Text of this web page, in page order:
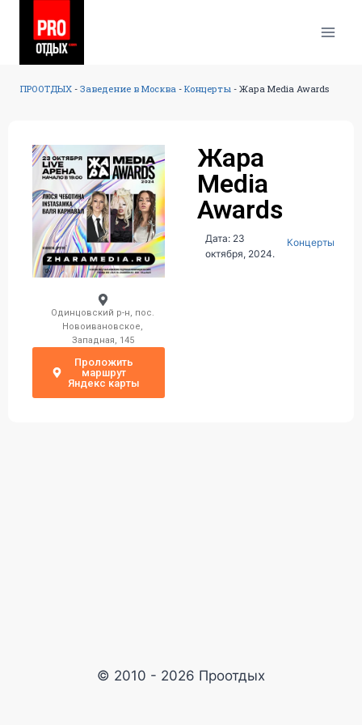
ПРООТДЫХ - Заведение в Москва - Концерты - Жара Media Awards
Одинцовский р-н, пос.
Новоивановское,
Западная, 145
Проложить
маршрут
Яндекс карты
Жара
Media
Awards
Дата: 23
октября, 2024.
Концерты
© 2010 - 2026 Проотдых